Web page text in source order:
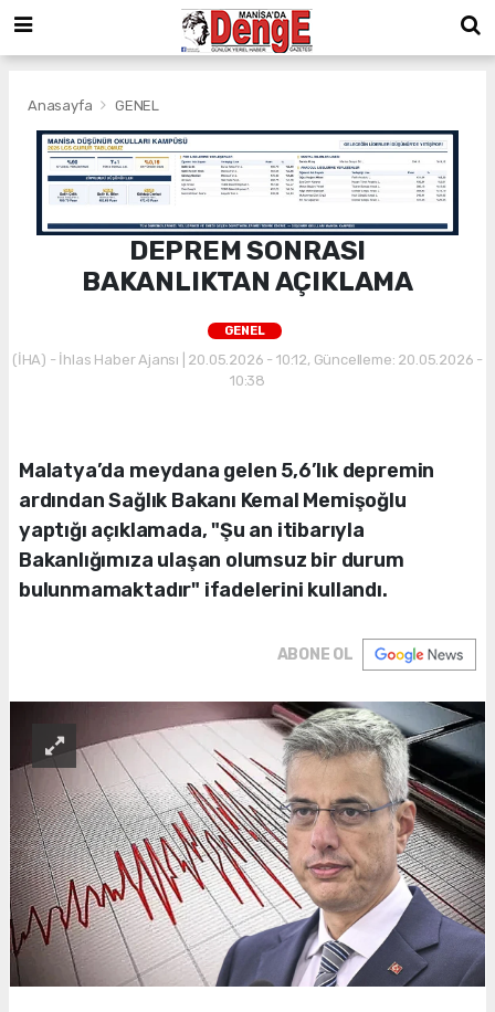
Anasayfa GENEL
DEPREM SONRASI
BAKANLIKTAN AÇIKLAMA
GENEL
(İHA) - İhlas Haber Ajansı | 20.05.2026 - 10:12, Güncelleme: 20.05.2026 -
10:38
Malatya’da meydana gelen 5,6’lık depremin
ardından Sağlık Bakanı Kemal Memişoğlu
yaptığı açıklamada, "Şu an itibarıyla
Bakanlığımıza ulaşan olumsuz bir durum
bulunmamaktadır" ifadelerini kullandı.
ABONE OL